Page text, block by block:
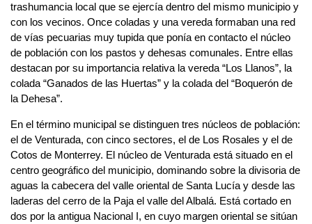
trashumancia local que se ejercía dentro del mismo municipio y
con los vecinos. Once coladas y una vereda formaban una red
de vías pecuarias muy tupida que ponía en contacto el núcleo
de población con los pastos y dehesas comunales. Entre ellas
destacan por su importancia relativa la vereda “Los Llanos”, la
colada “Ganados de las Huertas” y la colada del “Boquerón de
la Dehesa”.
En el término municipal se distinguen tres núcleos de población:
el de Venturada, con cinco sectores, el de Los Rosales y el de
Cotos de Monterrey. El núcleo de Venturada está situado en el
centro geográfico del municipio, dominando sobre la divisoria de
aguas la cabecera del valle oriental de Santa Lucía y desde las
laderas del cerro de la Paja el valle del Albalá. Está cortado en
dos por la antigua Nacional I, en cuyo margen oriental se sitúan